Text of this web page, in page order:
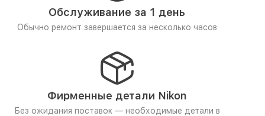
Обслуживание за 1 день
Обычно ремонт завершается за несколько часов
Фирменные детали Nikon
Без ожидания поставок — необходимые детали в